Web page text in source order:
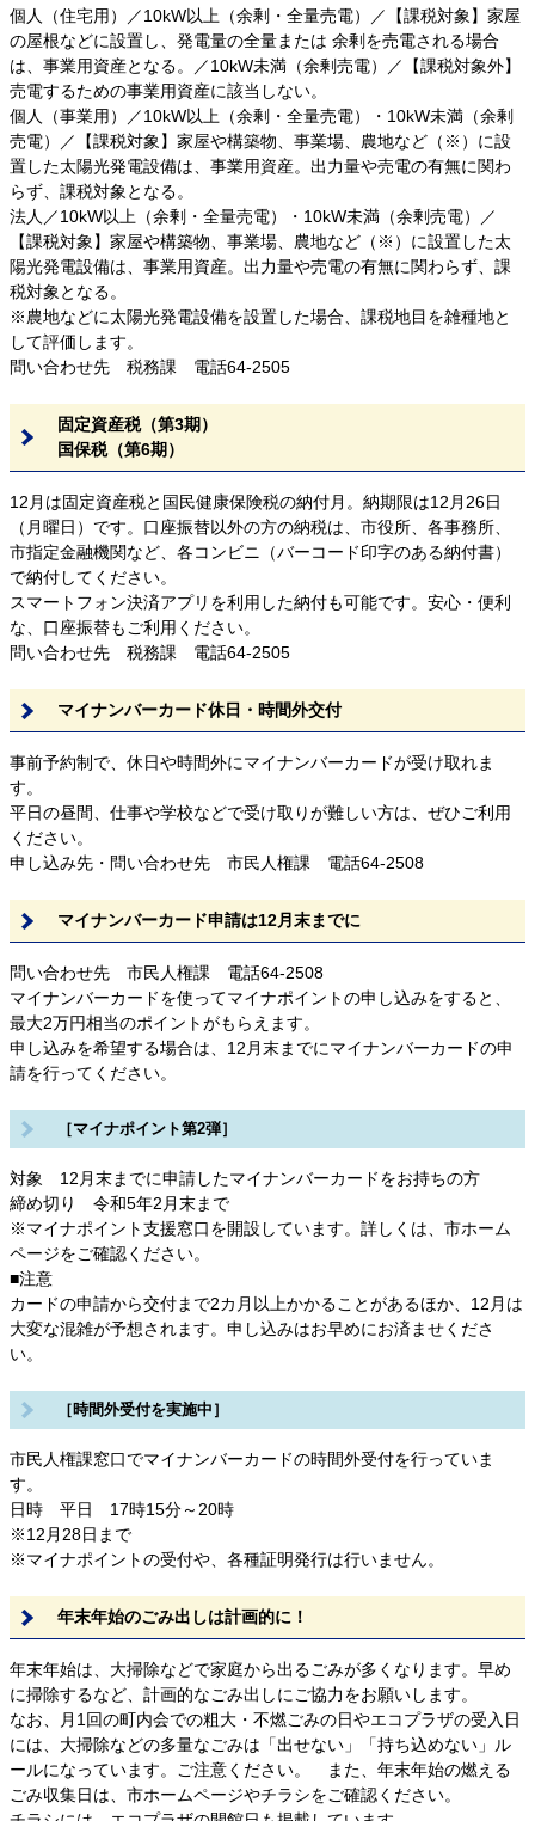
個人（住宅用）／10kW以上（余剰・全量売電）／【課税対象】家屋
の屋根などに設置し、発電量の全量または 余剰を売電される場合
は、事業用資産となる。／10kW未満（余剰売電）／【課税対象外】
売電するための事業用資産に該当しない。
個人（事業用）／10kW以上（余剰・全量売電）・10kW未満（余剰
売電）／【課税対象】家屋や構築物、事業場、農地など（※）に設
置した太陽光発電設備は、事業用資産。出力量や売電の有無に関わ
らず、課税対象となる。
法人／10kW以上（余剰・全量売電）・10kW未満（余剰売電）／
【課税対象】家屋や構築物、事業場、農地など（※）に設置した太
陽光発電設備は、事業用資産。出力量や売電の有無に関わらず、課
税対象となる。
※農地などに太陽光発電設備を設置した場合、課税地目を雑種地と
して評価します。
問い合わせ先 税務課 電話64-2505
固定資産税（第3期）
国保税（第6期）
12月は固定資産税と国民健康保険税の納付月。納期限は12月26日
（月曜日）です。口座振替以外の方の納税は、市役所、各事務所、
市指定金融機関など、各コンビニ（バーコード印字のある納付書）
で納付してください。
スマートフォン決済アプリを利用した納付も可能です。安心・便利
な、口座振替もご利用ください。
問い合わせ先 税務課 電話64-2505
マイナンバーカード休日・時間外交付
事前予約制で、休日や時間外にマイナンバーカードが受け取れま
す。
平日の昼間、仕事や学校などで受け取りが難しい方は、ぜひご利用
ください。
申し込み先・問い合わせ先 市民人権課 電話64-2508
マイナンバーカード申請は12月末までに
問い合わせ先 市民人権課 電話64-2508
マイナンバーカードを使ってマイナポイントの申し込みをすると、
最大2万円相当のポイントがもらえます。
申し込みを希望する場合は、12月末までにマイナンバーカードの申
請を行ってください。
［マイナポイント第2弾］
対象 12月末までに申請したマイナンバーカードをお持ちの方
締め切り 令和5年2月末まで
※マイナポイント支援窓口を開設しています。詳しくは、市ホーム
ページをご確認ください。
■注意
カードの申請から交付まで2カ月以上かかることがあるほか、12月は
大変な混雑が予想されます。申し込みはお早めにお済ませくださ
い。
［時間外受付を実施中］
市民人権課窓口でマイナンバーカードの時間外受付を行っていま
す。
日時 平日 17時15分～20時
※12月28日まで
※マイナポイントの受付や、各種証明発行は行いません。
年末年始のごみ出しは計画的に！
年末年始は、大掃除などで家庭から出るごみが多くなります。早め
に掃除するなど、計画的なごみ出しにご協力をお願いします。
なお、月1回の町内会での粗大・不燃ごみの日やエコプラザの受入日
には、大掃除などの多量なごみは「出せない」「持ち込めない」ル
ールになっています。ご注意ください。 また、年末年始の燃える
ごみ収集日は、市ホームページやチラシをご確認ください。